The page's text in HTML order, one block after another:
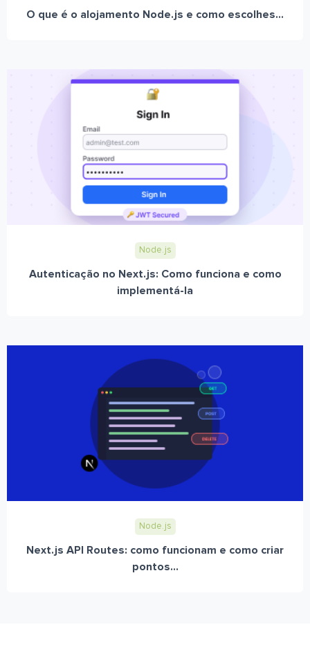
O que é o alojamento Node.js e como escolhes...
Node.js
Autenticação no Next.js: Como funciona e como
implementá-la
Node.js
Next.js API Routes: como funcionam e como criar
pontos...